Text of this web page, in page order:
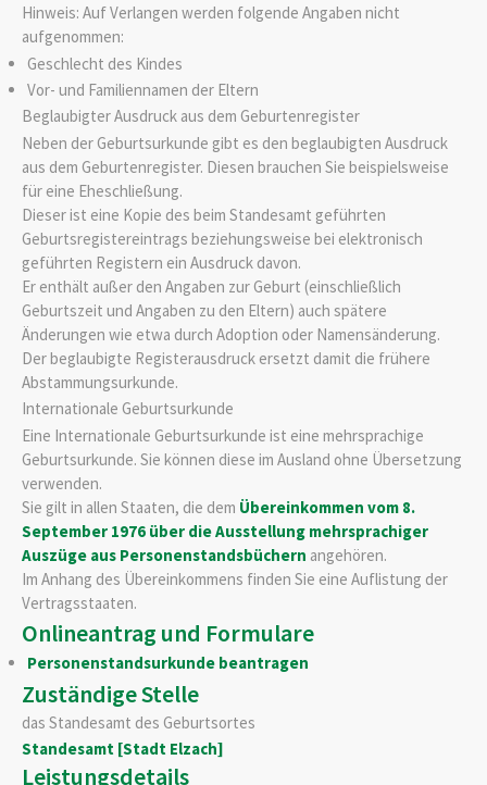
Hinweis: Auf Verlangen werden folgende Angaben nicht
aufgenommen:
Geschlecht des Kindes
Vor- und Familiennamen der Eltern
Beglaubigter Ausdruck aus dem Geburtenregister
Neben der Geburtsurkunde gibt es den beglaubigten Ausdruck
aus dem Geburtenregister. Diesen brauchen Sie beispielsweise
für eine Eheschließung.
Dieser ist eine Kopie des beim Standesamt geführten
Geburtsregistereintrags beziehungsweise bei elektronisch
geführten Registern ein Ausdruck davon.
Er enthält außer den Angaben zur Geburt (einschließlich
Geburtszeit und Angaben zu den Eltern) auch spätere
Änderungen wie etwa durch Adoption oder Namensänderung.
Der beglaubigte Registerausdruck ersetzt damit die frühere
Abstammungsurkunde.
Internationale Geburtsurkunde
Eine Internationale Geburtsurkunde ist eine mehrsprachige
Geburtsurkunde. Sie können diese im Ausland ohne Übersetzung
verwenden.
Sie gilt in allen Staaten, die dem Übereinkommen vom 8.
September 1976 über die Ausstellung mehrsprachiger
Auszüge aus Personenstandsbüchern angehören.
Im Anhang des Übereinkommens finden Sie eine Auflistung der
Vertragsstaaten.
Onlineantrag und Formulare
Personenstandsurkunde beantragen
Zuständige Stelle
das Standesamt des Geburtsortes
Standesamt [Stadt Elzach]
Leistungsdetails